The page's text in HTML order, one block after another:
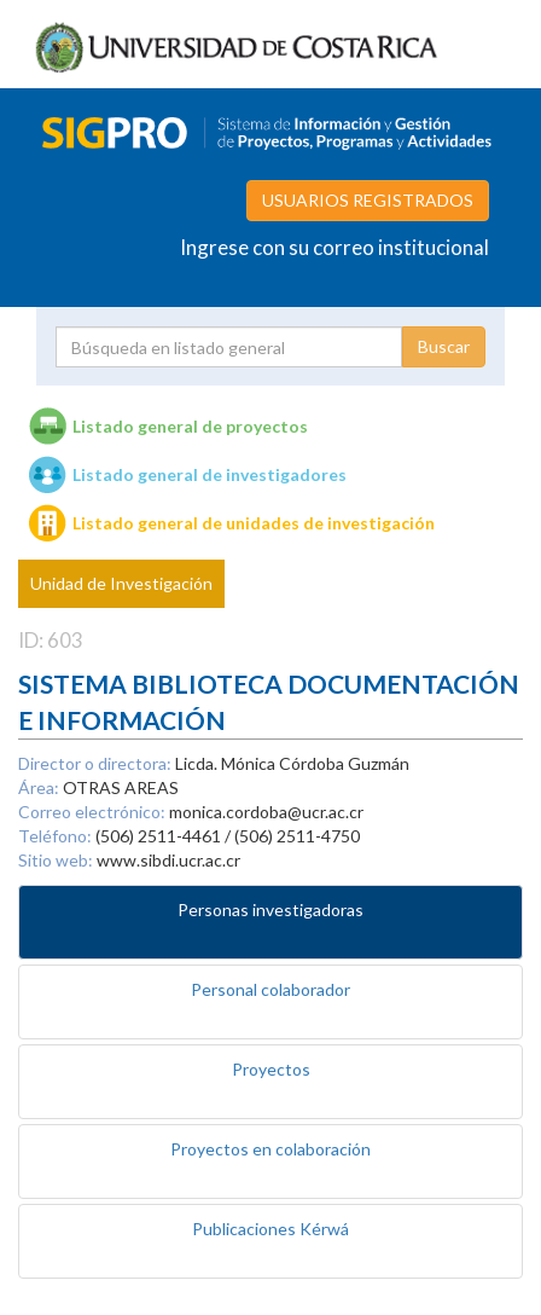
USUARIOS REGISTRADOS
Ingrese con su correo institucional
Unidades de investigación
Listado general de proyectos
Listado general de investigadores
Listado general de unidades de investigación
Unidad de Investigación
ID: 603
SISTEMA BIBLIOTECA DOCUMENTACIÓN
E INFORMACIÓN
Director o directora: Licda. Mónica Córdoba Guzmán
Área: OTRAS AREAS
Correo electrónico: monica.cordoba@ucr.ac.cr
Teléfono: (506) 2511-4461 / (506) 2511-4750
Sitio web: www.sibdi.ucr.ac.cr
Personas investigadoras
Personal colaborador
Proyectos
Proyectos en colaboración
Publicaciones Kérwá